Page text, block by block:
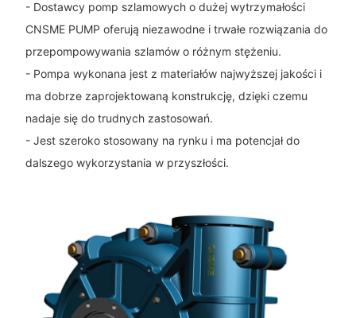
- Dostawcy pomp szlamowych o dużej wytrzymałości
CNSME PUMP oferują niezawodne i trwałe rozwiązania do
przepompowywania szlamów o różnym stężeniu.
- Pompa wykonana jest z materiałów najwyższej jakości i
ma dobrze zaprojektowaną konstrukcję, dzięki czemu
nadaje się do trudnych zastosowań.
- Jest szeroko stosowany na rynku i ma potencjał do
dalszego wykorzystania w przyszłości.